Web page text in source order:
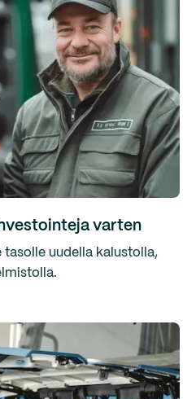
varten
tasolle uudella kalustolla,